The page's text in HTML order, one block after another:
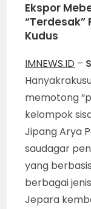
Ekspor
Kudus
IMNEWS.ID –
memotong
kelompok
Jipang Arya
saudagar
yang
berbagai
Jepara